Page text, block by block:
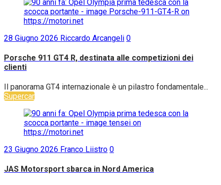
28 Giugno 2026 Riccardo Arcangeli 0
Porsche 911 GT4 R, destinata alle competizioni dei
clienti
Il panorama GT4 internazionale è un pilastro fondamentale...
Supercar
23 Giugno 2026 Franco Liistro 0
JAS Motorsport sbarca in Nord America